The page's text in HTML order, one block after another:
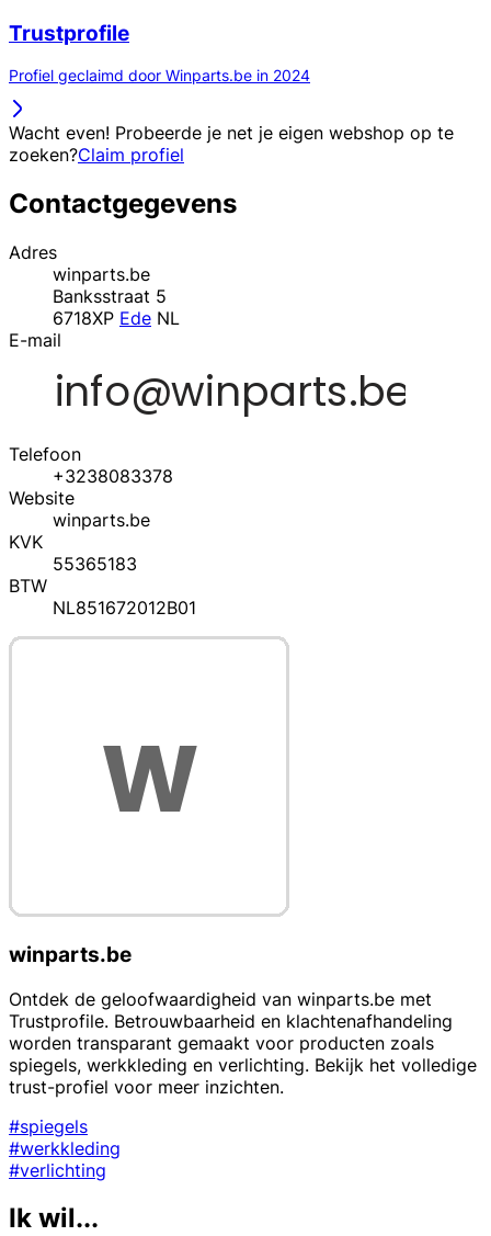
Trustprofile
Profiel geclaimd door Winparts.be in 2024
Wacht even! Probeerde je net je eigen webshop op te
zoeken?Claim profiel
Contactgegevens
Adres
winparts.be
Banksstraat 5
6718XP Ede NL
E-mail
Telefoon
+3238083378
Website
winparts.be
KVK
55365183
BTW
NL851672012B01
winparts.be
Ontdek de geloofwaardigheid van winparts.be met
Trustprofile. Betrouwbaarheid en klachtenafhandeling
worden transparant gemaakt voor producten zoals
spiegels, werkkleding en verlichting. Bekijk het volledige
trust-profiel voor meer inzichten.
#spiegels
#werkkleding
#verlichting
Ik wil...